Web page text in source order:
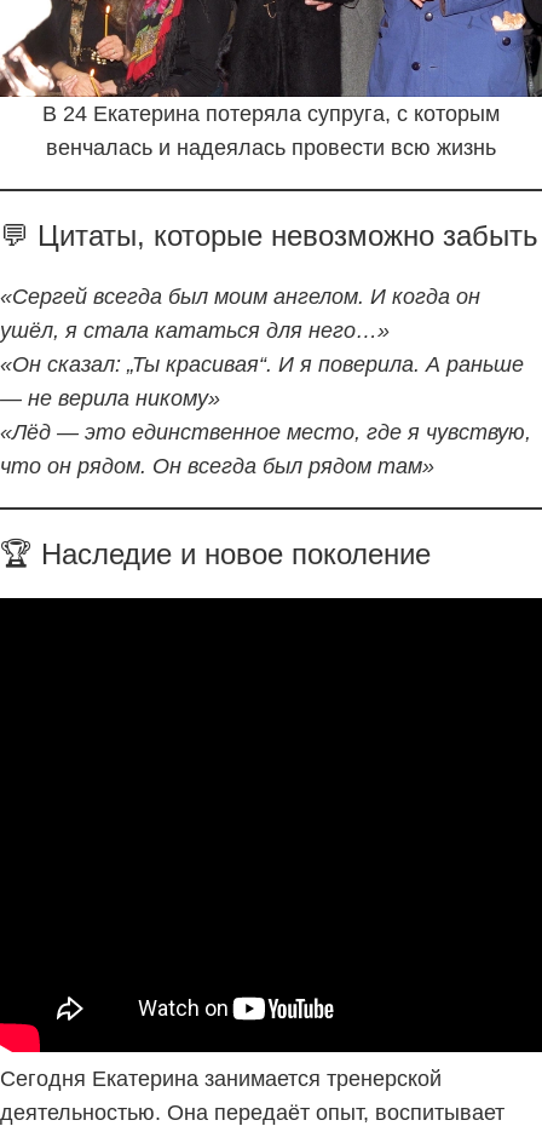
В 24 Екатерина потеряла супруга, с которым
венчалась и надеялась провести всю жизнь
💬 Цитаты, которые невозможно забыть
«Сергей всегда был моим ангелом. И когда он
ушёл, я стала кататься для него…»
«Он сказал: „Ты красивая“. И я поверила. А раньше
— не верила никому»
«Лёд — это единственное место, где я чувствую,
что он рядом. Он всегда был рядом там»
🏆 Наследие и новое поколение
Сегодня Екатерина занимается тренерской
деятельностью. Она передаёт опыт, воспитывает